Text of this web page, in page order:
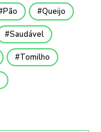
Pão Queijo
Saudável
Tomilho